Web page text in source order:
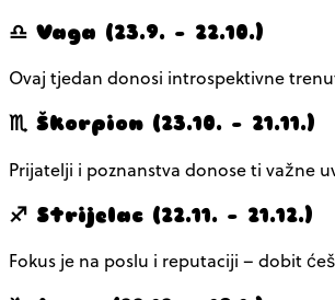
♎ Vaga (23.9. – 22.10.)
Ovaj tjedan donosi introspektivne
♏ Škorpion (23.10. – 21.11.)
Prijatelji i poznanstva donose ti važne
♐ Strijelac (22.11. – 21.12.)
Fokus je na poslu i reputaciji – dobit